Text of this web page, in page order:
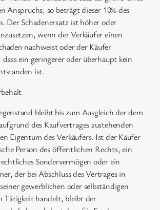
Anspruchs, so beträgt dieser 10% des
Der Schadenersatz ist höher oder
wenn der Verkäufer einen
nachweist oder der Käufer
ein geringerer oder überhaupt kein
ist.
bleibt bis zum Ausgleich der dem
des Kaufvertrages zustehenden
Eigentum des Verkäufers. Ist der Käufer
Person des öffentlichen Rechts, ein
Sondervermögen oder ein
der bei Abschluss des Vertrages in
gewerblichen oder selbständigen
Tätigkeit handelt, bleibt der